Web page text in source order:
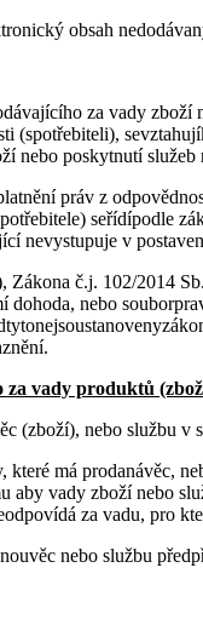
obsah
za vady
(spotřebiteli),
nebo poskytnutí
práv z
seřídípodle
nevystupuje v
Zákona č.j. 102/2014
dohoda, nebo
vady produktů
(zboží), nebo službu
které má prodanávěc,
aby vady zboží nebo
za vadu, pro
nebo službu